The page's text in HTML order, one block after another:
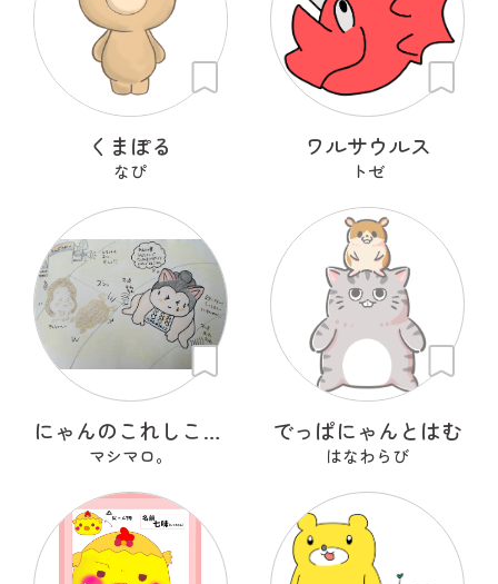
くまぽる
なぴ
ワルサウルス
トゼ
にゃんのこれしこ ある日の夢 Ｎo.2
マシマロ。
でっぱにゃんとはむ
はなわらび